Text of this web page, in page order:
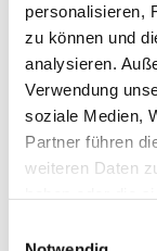
personalisieren,
zu können und
analysieren.
Verwendung
soziale Medien,
Partner führen
weiteren Daten
Nach der
Es ist
Effekt“
Viel
Sanfte